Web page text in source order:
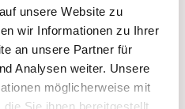
unsere Website zu
wir Informationen zu Ihrer
an unsere Partner für
Analysen weiter. Unsere
möglicherweise mit
Sie ihnen bereitgestellt